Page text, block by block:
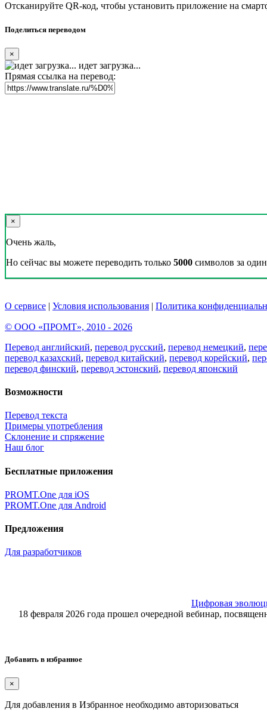
Отсканируйте QR-код, чтобы установить приложение на
Поделиться переводом
×
идет загрузка...
Прямая ссылка на перевод:
×
Очень жаль,
Но сейчас вы можете переводить только 5000 символов за
О сервисе | Условия использования | Политика
© ООО «ПРОМТ», 2010 - 2026
Перевод английский, перевод русский, перевод немецкий,
перевод казахский, перевод китайский, перевод корейский,
перевод финский, перевод эстонский, перевод японский
Возможности
Перевод текста
Примеры употребления
Склонение и спряжение
Наш блог
Бесплатные приложения
PROMT.One для iOS
PROMT.One для Android
Предложения
Для разработчиков
Цифровая
18 февраля 2026 года прошел очередной вебинар,
Добавить в избранное
×
Для добавления в Избранное необходимо авторизоваться